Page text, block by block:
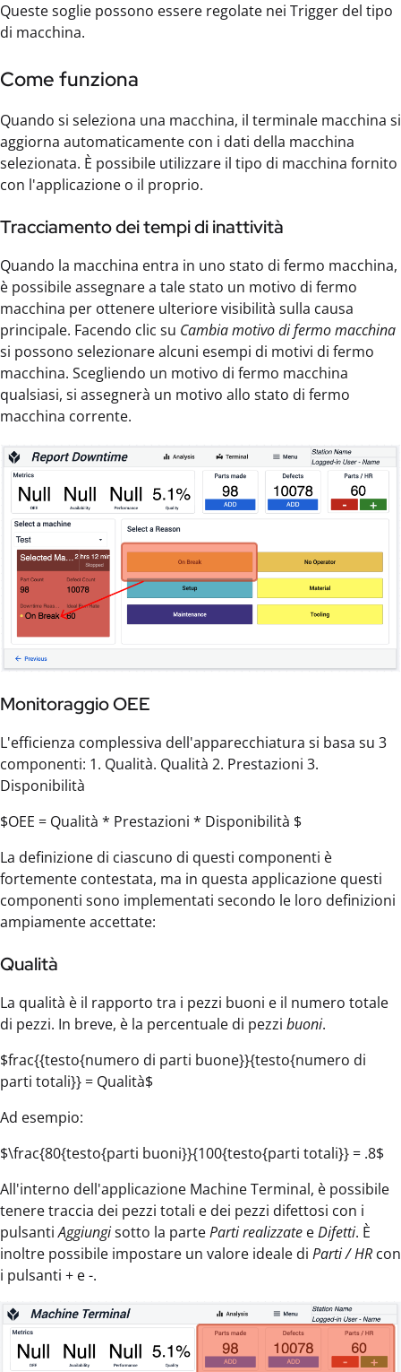
Queste soglie possono essere regolate nei Trigger del tipo
di macchina.
Come funziona
Quando si seleziona una macchina, il terminale macchina si
aggiorna automaticamente con i dati della macchina
selezionata. È possibile utilizzare il tipo di macchina fornito
con l'applicazione o il proprio.
Tracciamento dei tempi di inattività
Quando la macchina entra in uno stato di fermo macchina,
è possibile assegnare a tale stato un motivo di fermo
macchina per ottenere ulteriore visibilità sulla causa
principale. Facendo clic su Cambia motivo di fermo macchina
si possono selezionare alcuni esempi di motivi di fermo
macchina. Scegliendo un motivo di fermo macchina
qualsiasi, si assegnerà un motivo allo stato di fermo
macchina corrente.
Monitoraggio OEE
L'efficienza complessiva dell'apparecchiatura si basa su 3
componenti: 1. Qualità. Qualità 2. Prestazioni 3.
Disponibilità
$OEE = Qualità * Prestazioni * Disponibilità $
La definizione di ciascuno di questi componenti è
fortemente contestata, ma in questa applicazione questi
componenti sono implementati secondo le loro definizioni
ampiamente accettate:
Qualità
La qualità è il rapporto tra i pezzi buoni e il numero totale
di pezzi. In breve, è la percentuale di pezzi buoni.
$frac{{testo{numero di parti buone}}{testo{numero di
parti totali}} = Qualità$
Ad esempio:
$\frac{80{testo{parti buoni}}{100{testo{parti totali}} = .8$
All'interno dell'applicazione Machine Terminal, è possibile
tenere traccia dei pezzi totali e dei pezzi difettosi con i
pulsantiAggiungisotto la parteParti realizzate eDifetti. È
inoltre possibile impostare un valore ideale di Parti / HR con
i pulsanti + e -.